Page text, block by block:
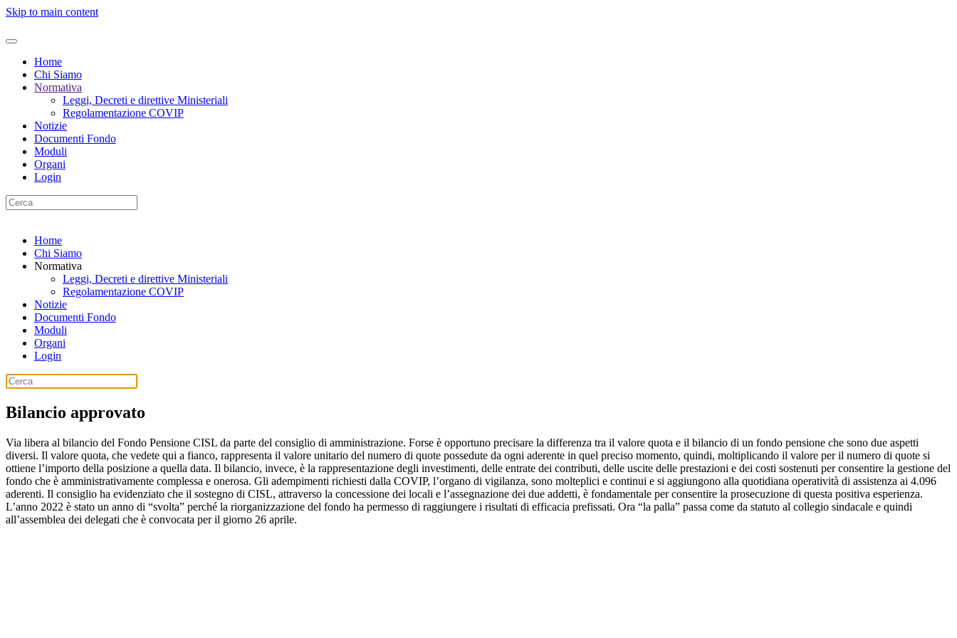
Skip to main content
Home
Chi Siamo
Normativa
Leggi, Decreti e direttive Ministeriali
Regolamentazione COVIP
Notizie
Documenti Fondo
Moduli
Organi
Login
Home
Chi Siamo
Normativa
Leggi, Decreti e direttive Ministeriali
Regolamentazione COVIP
Notizie
Documenti Fondo
Moduli
Organi
Login
Bilancio approvato
Via libera al bilancio del Fondo Pensione CISL da parte del consiglio di amministrazione. Forse è opportuno precisare la differenza tra il valore quota e il bilancio di un fondo pensione che sono due aspetti
diversi. Il valore quota, che vedete qui a fianco, rappresenta il valore unitario del numero di quote possedute da ogni aderente in quel preciso momento, quindi, moltiplicando il valore per il numero di quote si
ottiene l’importo della posizione a quella data. Il bilancio, invece, è la rappresentazione degli investimenti, delle entrate dei contributi, delle uscite delle prestazioni e dei costi sostenuti per consentire la gestione del
fondo che è amministrativamente complessa e onerosa. Gli adempimenti richiesti dalla COVIP, l’organo di vigilanza, sono molteplici e continui e si aggiungono alla quotidiana operatività di assistenza ai 4.096
aderenti. Il consiglio ha evidenziato che il sostegno di CISL, attraverso la concessione dei locali e l’assegnazione dei due addetti, è fondamentale per consentire la prosecuzione di questa positiva esperienza.
L’anno 2022 è stato un anno di “svolta” perché la riorganizzazione del fondo ha permesso di raggiungere i risultati di efficacia prefissati. Ora “la palla” passa come da statuto al collegio sindacale e quindi
all’assemblea dei delegati che è convocata per il giorno 26 aprile.